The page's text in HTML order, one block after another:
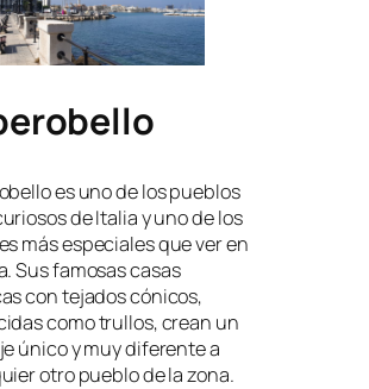
es uno de los pueblos
de Italia y uno de los
más especiales que ver en
Sus famosas casas
con tejados cónicos,
como trullos, crean un
único y muy diferente a
otro pueblo de la zona.